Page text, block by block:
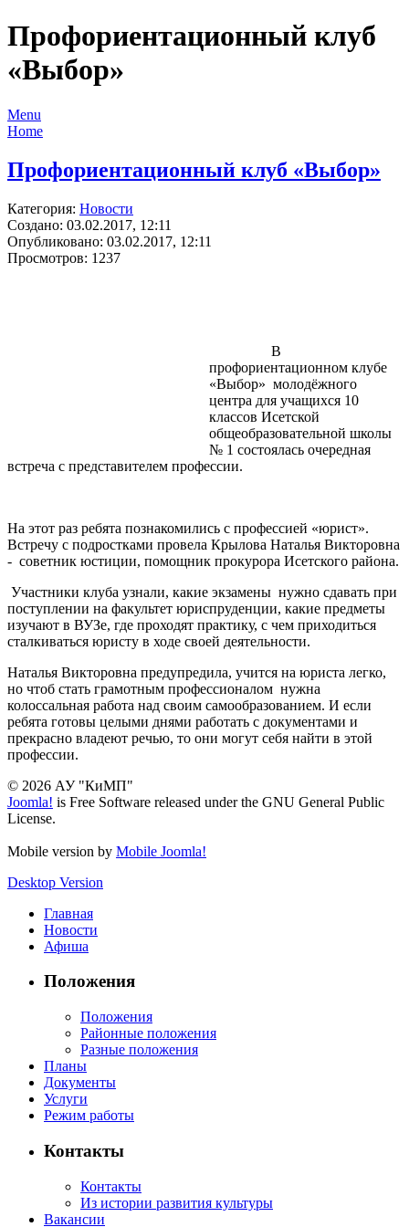
Профориентационный клуб
«Выбор»
Menu
Home
Профориентационный клуб «Выбор»
Категория: Новости
Создано: 03.02.2017, 12:11
Опубликовано: 03.02.2017, 12:11
Просмотров: 1237
В
профориентационном клубе
«Выбор» молодёжного
центра для учащихся 10
классов Исетской
общеобразовательной школы
№ 1 состоялась очередная
встреча с представителем профессии.
На этот раз ребята познакомились с профессией «юрист».
Встречу с подростками провела Крылова Наталья Викторовна
- советник юстиции, помощник прокурора Исетского района.
Участники клуба узнали, какие экзамены нужно сдавать при
поступлении на факультет юриспруденции, какие предметы
изучают в ВУЗе, где проходят практику, с чем приходиться
сталкиваться юристу в ходе своей деятельности.
Наталья Викторовна предупредила, учится на юриста легко,
но чтоб стать грамотным профессионалом нужна
колоссальная работа над своим самообразованием. И если
ребята готовы целыми днями работать с документами и
прекрасно владеют речью, то они могут себя найти в этой
профессии.
© 2026 АУ "КиМП"
Joomla! is Free Software released under the GNU General Public
License.
Mobile version by Mobile Joomla!
Desktop Version
Главная
Новости
Афиша
Положения
Положения
Районные положения
Разные положения
Планы
Документы
Услуги
Режим работы
Контакты
Контакты
Из истории развития культуры
Вакансии